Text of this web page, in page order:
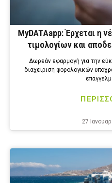
MyDATAapp: Έρχεται η
τιμολογίων και
Δωρεάν εφαρμογή για την
διαχείριση φορολογικών
27